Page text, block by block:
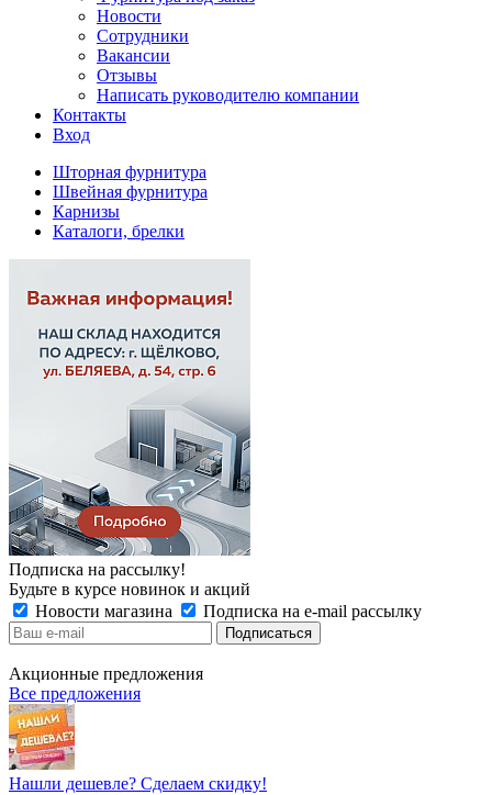
Новости
Сотрудники
Вакансии
Отзывы
Написать руководителю компании
Контакты
Вход
Шторная фурнитура
Швейная фурнитура
Карнизы
Каталоги, брелки
Подписка на рассылку!
Будьте в курсе новинок и акций
Новости магазина
Подписка на e-mail рассылку
Акционные предложения
Все предложения
Нашли дешевле? Сделаем скидку!